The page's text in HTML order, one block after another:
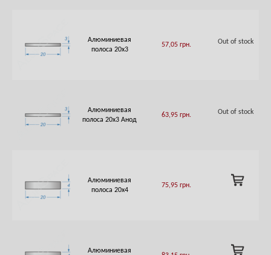
Алюминиевая
полоса 20х3
57,05 грн. Out of stock
Алюминиевая
полоса 20х3 Анод
63,95 грн. Out of stock
Алюминиевая
полоса 20х4
75,95 грн.
ADD
TO
Алюминиевая
ADD